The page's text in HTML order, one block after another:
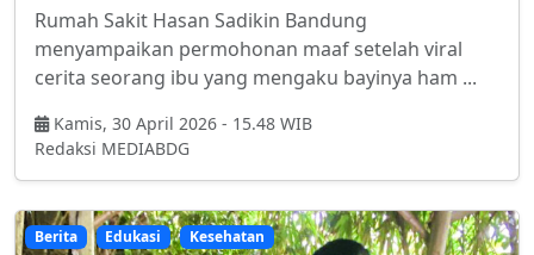
Rumah Sakit Hasan Sadikin Bandung
menyampaikan permohonan maaf setelah viral
cerita seorang ibu yang mengaku bayinya ham ...
Kamis, 30 April 2026 - 15.48 WIB
Redaksi MEDIABDG
Berita Edukasi Kesehatan